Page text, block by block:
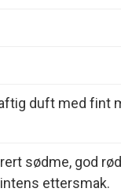
duft med fint
sødme, god
ettersmak.